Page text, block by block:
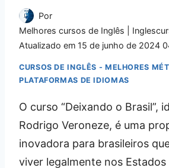
Por
Melhores cursos de Inglês |
Atualizado em 15 de junho de 2024
CURSOS DE INGLÊS - MELHORES
PLATAFORMAS DE IDIOMAS
O curso “Deixando o Brasil”,
Rodrigo Veroneze, é uma
inovadora para brasileiros
viver legalmente nos Estados